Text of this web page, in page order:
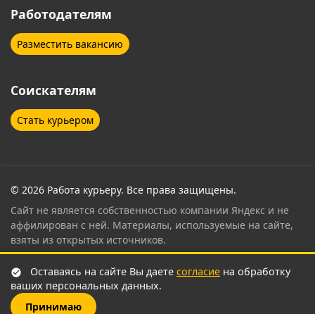
Работодателям
Разместить вакансию
Соискателям
Стать курьером
© 2026 Работа курьеру. Все права защищены.
Сайт не является собственностью компании Яндекс и не
аффилирован с ней. Материалы, используемые на сайте,
взяты из открытых источников.
сертифицированным специалистом по привлечению
курьеров Яндекс Еда.
Оставаясь на сайте Вы даете согласие на обработку
ваших персональных данных.
Принимаю